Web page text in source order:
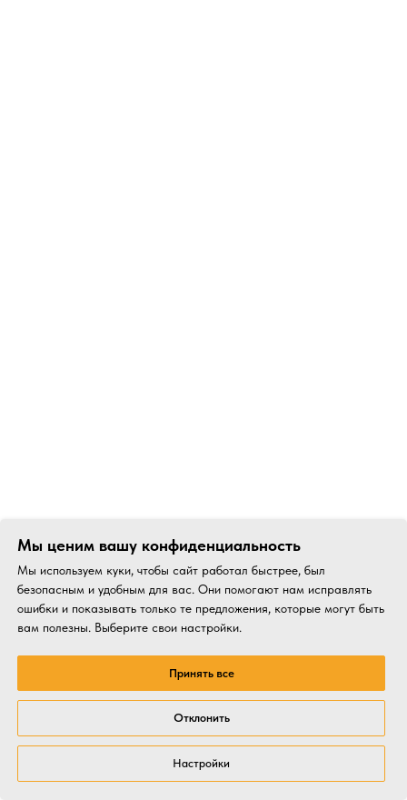
Мы ценим вашу конфиденциальность
Мы используем куки, чтобы сайт работал быстрее, был
безопасным и удобным для вас. Они помогают нам исправлять
ошибки и показывать только те предложения, которые могут быть
вам полезны. Выберите свои настройки.
Принять все
Отклонить
Настройки